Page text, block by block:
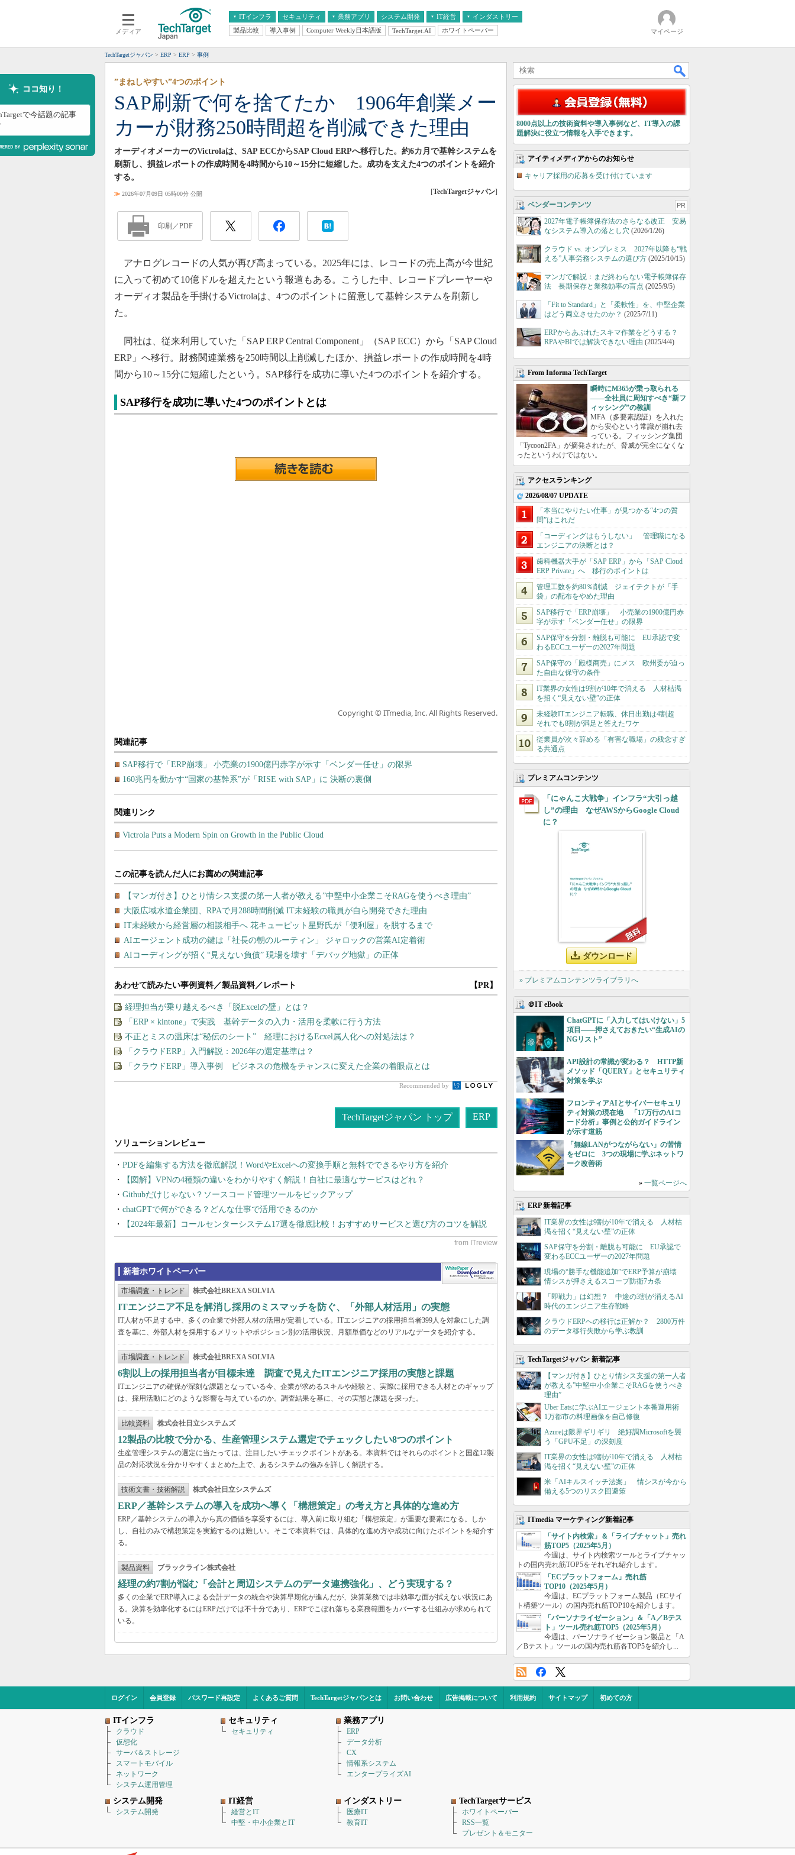
メディア
ITインフラ
クラウド
スマートモバイル
ネットワーク
システム運用管理
セキュリティ 業務アプリ
エンタープライズAI
ERP
CX
情報系システム
システム開発 IT経営
経営とIT
インダストリー
医療IT
製品比較 導入事例 Computer Weekly日本語版 TechTarget.AI ホワイトペーパー マイページ
TechTargetジャパン ERP ERP 事例
ココ知り！
で今話題の記事
SAP刷新で何を捨てたか 1906年創業メー
カーが財務250時間超を削減できた理由
”まねしやすい”4つのポイント
オーディオメーカーのVictrolaは、SAP ECCからSAP Cloud ERPへ移行した。約6カ月で基幹システムを
刷新し、損益レポートの作成時間を4時間から10～15分に短縮した。成功を支えた4つのポイントを紹介
する。
≫ 2026年07月09日 05時00分 公開 [TechTargetジャパン]
印刷／PDF
アナログレコードの人気が再び高まっている。2025年には、レコードの売上高が今世紀
に入って初めて10億ドルを超えたという報道もある。こうした中、レコードプレーヤーや
オーディオ製品を手掛けるVictrolaは、4つのポイントに留意して基幹システムを刷新し
た。
同社は、従来利用していた「SAP ERP Central Component」（SAP ECC）から「SAP Cloud
ERP」へ移行。財務関連業務を250時間以上削減したほか、損益レポートの作成時間を4時
間から10～15分に短縮したという。SAP移行を成功に導いた4つのポイントを紹介する。
SAP移行を成功に導いた4つのポイントとは
Copyright © ITmedia, Inc. All Rights Reserved.
関連記事
SAP移行で「ERP崩壊」 小売業の1900億円赤字が示す「ベンダー任せ」の限界
160兆円を動かす“国家の基幹系”が「RISE with SAP」に 決断の裏側
関連リンク
Victrola Puts a Modern Spin on Growth in the Public Cloud
あわせて読みたい事例資料／製品資料／レポート 【PR】
経理担当が乗り越えるべき「脱Excelの壁」とは？
「ERP × kintone」で実践 基幹データの入力・活用を柔軟に行う方法
不正とミスの温床は“秘伝のシート” 経理におけるEcxel属人化への対処法は？
「クラウドERP」入門解説：2026年の選定基準は？
「クラウドERP」導入事例 ビジネスの危機をチャンスに変えた企業の着眼点とは
Recommended by
TechTargetジャパン トップ ERP
PDFを編集する方法を徹底解説！WordやExcelへの変換手順と無料でできるやり方を紹介
【図解】VPNの4種類の違いをわかりやすく解説！自社に最適なサービスはどれ？
Githubだけじゃない？ソースコード管理ツールをピックアップ
chatGPTで何ができる？どんな仕事で活用できるのか
【2024年最新】コールセンターシステム17選を徹底比較！おすすめサービスと選び方のコツを解説
新着ホワイトペーパー
市場調査・トレンド 株式会社BREXA SOLVIA
ITエンジニア不足を解消し採用のミスマッチを防ぐ、「外部人材活用」の実態
IT人材が不足する中、多くの企業で外部人材の活用が定着している。ITエンジニアの採用担当者399人を対象にした調
査を基に、外部人材を採用するメリットやポジション別の活用状況、月額単価などのリアルなデータを紹介する。
市場調査・トレンド 株式会社BREXA SOLVIA
6割以上の採用担当者が目標未達 調査で見えたITエンジニア採用の実態と課題
ITエンジニアの確保が深刻な課題となっている今、企業が求めるスキルや経験と、実際に採用できる人材とのギャップ
は、採用活動にどのような影響を与えているのか。調査結果を基に、その実態と課題を探った。
比較資料 株式会社日立システムズ
12製品の比較で分かる、生産管理システム選定でチェックしたい8つのポイント
生産管理システムの選定に当たっては、注目したいチェックポイントがある。本資料ではそれらのポイントと国産12製
品の対応状況を分かりやすくまとめた上で、あるシステムの強みを詳しく解説する。
技術文書・技術解説 株式会社日立システムズ
ERP／基幹システムの導入を成功へ導く「構想策定」の考え方と具体的な進め方
ERP／基幹システムの導入から真の価値を享受するには、導入前に取り組む「構想策定」が重要な要素になる。しか
し、自社のみで構想策定を実施するのは難しい。そこで本資料では、具体的な進め方や成功に向けたポイントを紹介す
る。
製品資料 ブラックライン株式会社
経理の約7割が悩む「会計と周辺システムのデータ連携強化」、どう実現する？
多くの企業でERP導入による会計データの統合や決算早期化が進んだが、決算業務では非効率な面が拭えない状況にあ
る。決算を効率化するにはERPだけでは不十分であり、ERPでこぼれ落ちる業務範囲をカバーする仕組みが求められて
いる。
8000点以上の技術資料や導入事例など、IT導入の課
題解決に役立つ情報を入手できます。
アイティメディアからのお知らせ
キャリア採用の応募を受け付けています
ベンダーコンテンツ PR
2027年電子帳簿保存法のさらなる改正 安易
なシステム導入の落とし穴 (2026/1/26)
クラウド vs. オンプレミス 2027年以降も“戦
える”人事労務システムの選び方 (2025/10/15)
マンガで解説：まだ終わらない電子帳簿保存
法 長期保存と業務効率の盲点 (2025/9/5)
「Fit to Standard」と「柔軟性」を、中堅企業
はどう両立させたのか？ (2025/7/11)
ERPからあぶれたスキマ作業をどうする？
RPAやBIでは解決できない理由 (2025/4/4)
From Informa TechTarget
瞬時にM365が乗っ取られる
――全社員に周知すべき“新フ
ィッシング”の教訓
MFA（多要素認証）を入れた
から安心という常識が崩れ去
っている。フィッシング集団
「Tycoon2FA」が摘発されたが、脅威が完全になくな
ったというわけではない。
アクセスランキング
2026/08/07 UPDATE
「本当にやりたい仕事」が見つかる“4つの質
問”はこれだ
「コーディングはもうしない」 管理職になる
エンジニアの決断とは？
歯科機器大手が「SAP ERP」から「SAP Cloud
ERP Private」へ 移行のポイントは
管理工数を約80％削減 ジェイテクトが「手
袋」の配布をやめた理由
SAP移行で「ERP崩壊」 小売業の1900億円赤
字が示す「ベンダー任せ」の限界
SAP保守を分割・離脱も可能に EU承認で変
わるECCユーザーの2027年問題
SAP保守の「殿様商売」にメス 欧州委が迫っ
た自由な保守の条件
IT業界の女性は9割が10年で消える 人材枯渇
を招く“見えない壁”の正体
未経験ITエンジニア転職、休日出勤は4割超
それでも8割が満足と答えたワケ
従業員が次々辞める「有害な職場」の残念すぎ
る共通点
プレミアムコンテンツ
「にゃんこ大戦争」インフラ“大引っ越
し”の理由 なぜAWSからGoogle Cloud
に？
ダウンロード
» プレミアムコンテンツライブラリへ
＠IT eBook
ChatGPTに「入力してはいけない」5
項目――押さえておきたい“生成AIの
NGリスト”
API設計の常識が変わる？ HTTP新
メソッド「QUERY」とセキュリティ
対策を学ぶ
フロンティアAIとサイバーセキュリ
ティ対策の現在地 「17万行のAIコ
ード分析」事例と公的ガイドライン
が示す道筋
「無線LANがつながらない」の苦情
をゼロに 3つの現場に学ぶネットワ
ーク改善術
» 一覧ページへ
ERP 新着記事
IT業界の女性は9割が10年で消える 人材枯
渇を招く“見えない壁”の正体
SAP保守を分割・離脱も可能に EU承認で
変わるECCユーザーの2027年問題
現場の“勝手な機能追加”でERP予算が崩壊
情シスが押さえるスコープ防衛7カ条
「即戦力」は幻想？ 中途の3割が消えるAI
時代のエンジニア生存戦略
クラウドERPへの移行は正解か？ 2800万件
のデータ移行失敗から学ぶ教訓
TechTargetジャパン 新着記事
【マンガ付き】ひとり情シス支援の第一人者
が教える”中堅中小企業こそRAGを使うべき
理由”
Uber Eatsに学ぶAIエージェント本番運用術
1万都市の料理画像を自己修復
Azureは限界ギリギリ 絶好調Microsoftを襲
う「GPU不足」の深刻度
IT業界の女性は9割が10年で消える 人材枯
渇を招く“見えない壁”の正体
米「AIキルスイッチ法案」 情シスが今から
備える5つのリスク回避策
ITmedia マーケティング新着記事
「サイト内検索」＆「ライブチャット」売れ
筋TOP5（2025年5月）
今週は、サイト内検索ツールとライブチャッ
トの国内売れ筋TOP5をそれぞれ紹介します。
「ECプラットフォーム」売れ筋
TOP10（2025年5月）
今週は、ECプラットフォーム製品（ECサイ
ト構築ツール）の国内売れ筋TOP10を紹介します。
「パーソナライゼーション」＆「A／Bテス
ト」ツール売れ筋TOP5（2025年5月）
今週は、パーソナライゼーション製品と「A
／Bテスト」ツールの国内売れ筋各TOP5を紹介し...
ログイン 会員登録 パスワード再設定 よくあるご質問 TechTargetジャパンとは お問い合わせ 広告掲載について 利用規約 サイトマップ 初めての方
ITインフラ
クラウド
仮想化
サーバ＆ストレージ
スマートモバイル
ネットワーク
システム運用管理
セキュリティ
セキュリティ
業務アプリ
ERP
データ分析
CX
情報系システム
エンタープライズAI
システム開発
システム開発
IT経営
経営とIT
中堅・中小企業とIT
インダストリー
医療IT
教育IT
TechTargetサービス
ホワイトペーパー
RSS一覧
プレゼント＆モニター